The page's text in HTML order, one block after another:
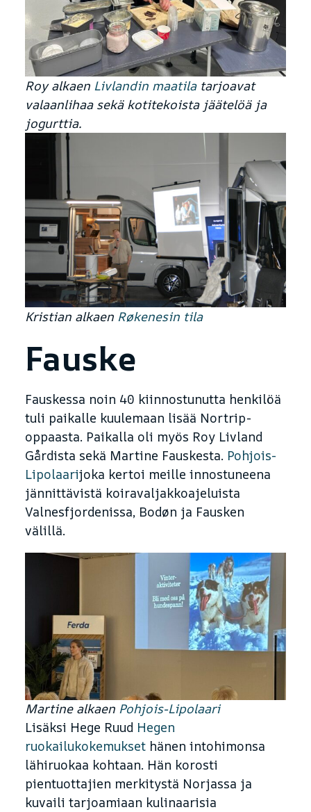
Roy alkaen Livlandin maatilatarjoavat
valaanlihaa sekä kotitekoista jäätelöä ja
jogurttia.
Kristian alkaen Røkenesin tila
Fauske
Fauskessa noin 40 kiinnostunutta henkilöä
tuli paikalle kuulemaan lisää Nortrip-
oppaasta. Paikalla oli myös Roy Livland
Gårdista sekä Martine Fauskesta. Pohjois-
Lipolaarijoka kertoi meille innostuneena
jännittävistä koiravaljakkoajeluista
Valnesfjordenissa, Bodøn ja Fausken
välillä.
Martine alkaen Pohjois-Lipolaari
Lisäksi Hege Ruud Hegen
ruokailukokemukset hänen intohimonsa
lähiruokaa kohtaan. Hän korosti
pientuottajien merkitystä Norjassa ja
kuvaili tarjoamiaan kulinaarisia